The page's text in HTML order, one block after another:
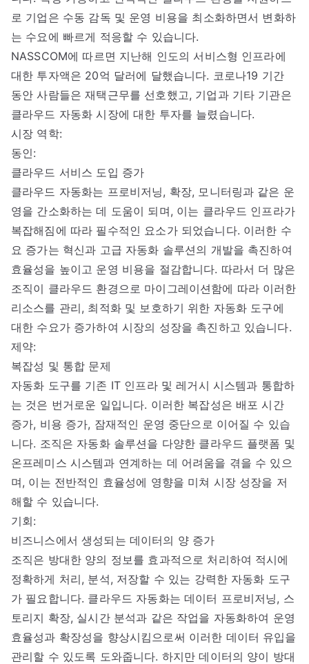
로 기업은 수동 감독 및 운영 비용을 최소화하면서 변화하
는 수요에 빠르게 적응할 수 있습니다.
NASSCOM에 따르면 지난해 인도의 서비스형 인프라에
대한 투자액은 20억 달러에 달했습니다. 코로나19 기간
동안 사람들은 재택근무를 선호했고, 기업과 기타 기관은
클라우드 자동화 시장에 대한 투자를 늘렸습니다.
시장 역학:
동인:
클라우드 서비스 도입 증가
클라우드 자동화는 프로비저닝, 확장, 모니터링과 같은 운
영을 간소화하는 데 도움이 되며, 이는 클라우드 인프라가
복잡해짐에 따라 필수적인 요소가 되었습니다. 이러한 수
요 증가는 혁신과 고급 자동화 솔루션의 개발을 촉진하여
효율성을 높이고 운영 비용을 절감합니다. 따라서 더 많은
조직이 클라우드 환경으로 마이그레이션함에 따라 이러한
리소스를 관리, 최적화 및 보호하기 위한 자동화 도구에
대한 수요가 증가하여 시장의 성장을 촉진하고 있습니다.
제약:
복잡성 및 통합 문제
자동화 도구를 기존 IT 인프라 및 레거시 시스템과 통합하
는 것은 번거로운 일입니다. 이러한 복잡성은 배포 시간
증가, 비용 증가, 잠재적인 운영 중단으로 이어질 수 있습
니다. 조직은 자동화 솔루션을 다양한 클라우드 플랫폼 및
온프레미스 시스템과 연계하는 데 어려움을 겪을 수 있으
며, 이는 전반적인 효율성에 영향을 미쳐 시장 성장을 저
해할 수 있습니다.
기회:
비즈니스에서 생성되는 데이터의 양 증가
조직은 방대한 양의 정보를 효과적으로 처리하여 적시에
정확하게 처리, 분석, 저장할 수 있는 강력한 자동화 도구
가 필요합니다. 클라우드 자동화는 데이터 프로비저닝, 스
토리지 확장, 실시간 분석과 같은 작업을 자동화하여 운영
효율성과 확장성을 향상시킴으로써 이러한 데이터 유입을
관리할 수 있도록 도와줍니다. 하지만 데이터의 양이 방대